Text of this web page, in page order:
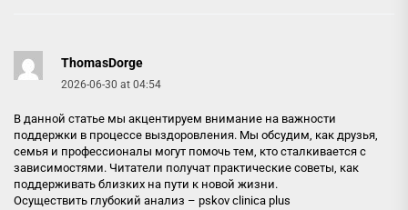
ThomasDorge
2026-06-30 at 04:54
В данной статье мы акцентируем внимание на важности
поддержки в процессе выздоровления. Мы обсудим, как друзья,
семья и профессионалы могут помочь тем, кто сталкивается с
зависимостями. Читатели получат практические советы, как
поддерживать близких на пути к новой жизни.
Осуществить глубокий анализ – pskov clinica plus